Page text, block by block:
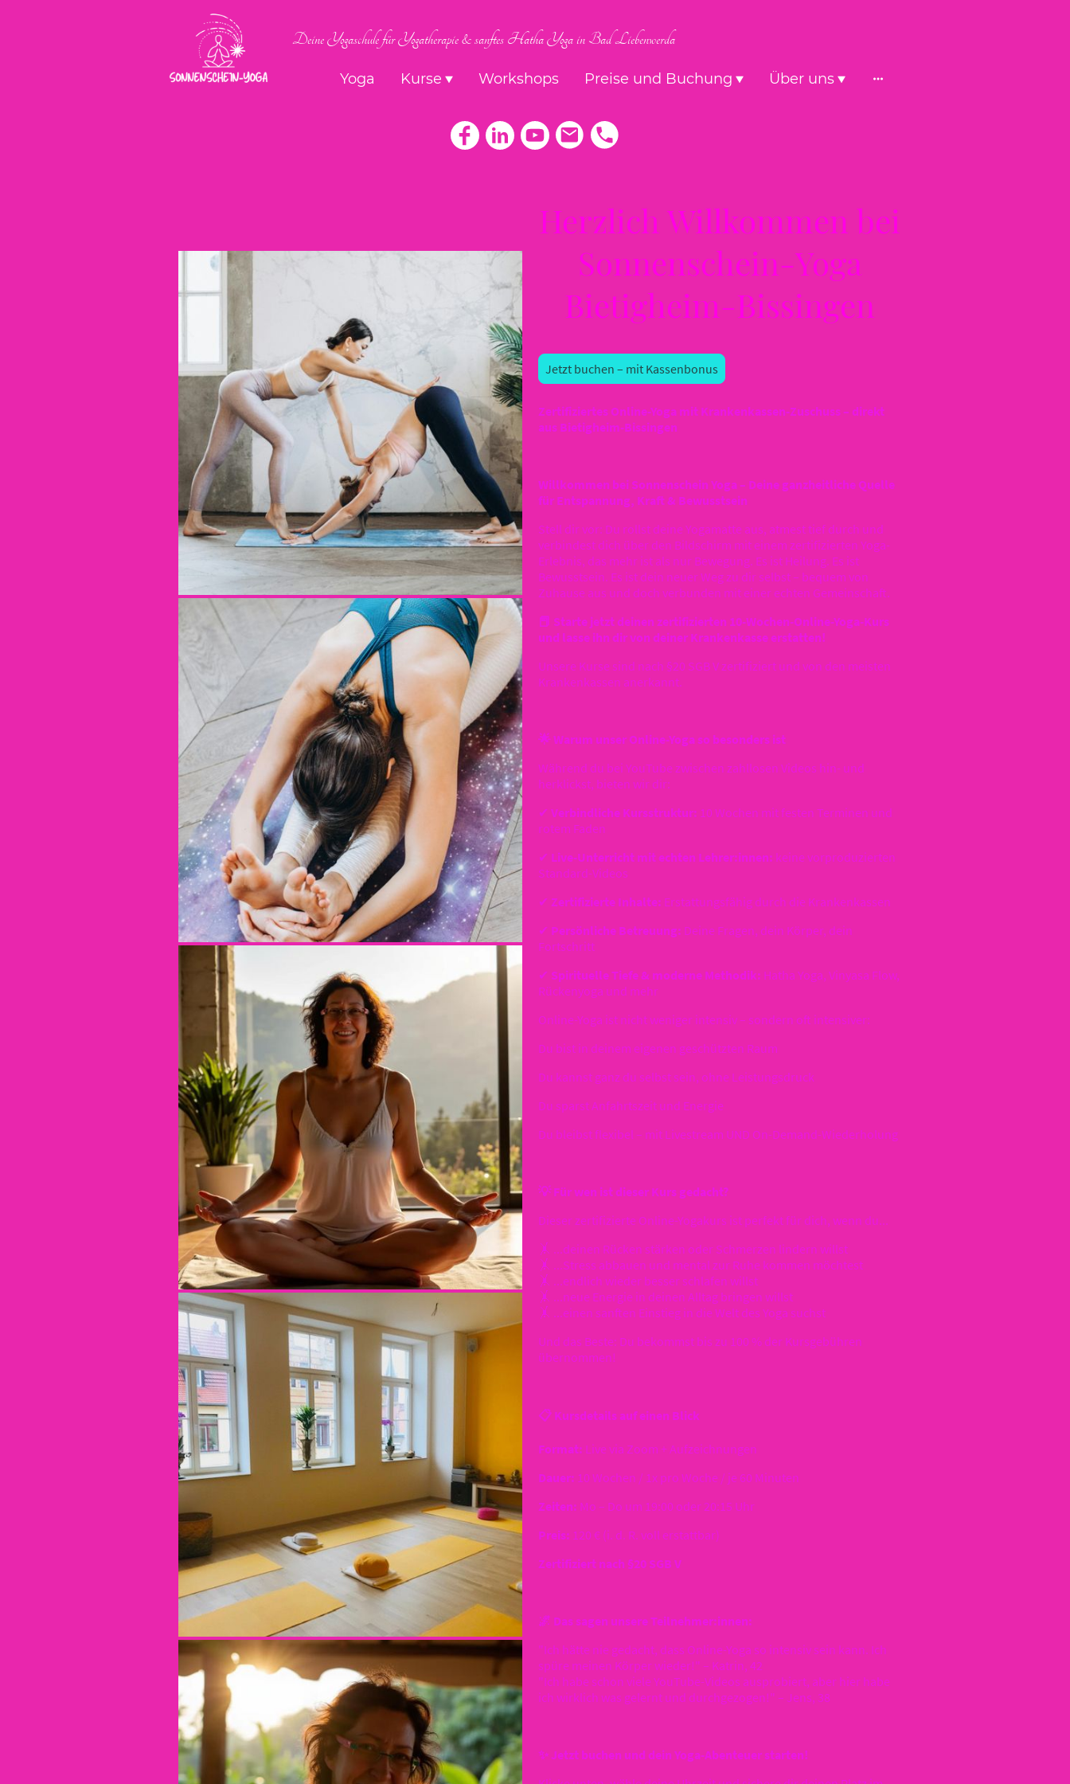
Deine Yogaschule für Yogatherapie & sanftes Hatha Yoga in Bad Liebenwerda
Yoga Kurse Workshops Preise und Buchung Über uns
Herzlich Willkommen bei
Sonnenschein-Yoga
Bietigheim-Bissingen
Jetzt buchen – mit Kassenbonus
Zertifiziertes Online-Yoga mit Krankenkassen-Zuschuss – direkt
aus Bietigheim-Bissingen
Willkommen bei Sonnenschein Yoga – Deine ganzheitliche Quelle
für Entspannung, Kraft & Bewusstsein
Stell dir vor: Du rollst deine Yogamatte aus, atmest tief durch und
verbindest dich über den Bildschirm mit einem zertifizierten Yoga-
Erlebnis, das mehr ist als nur Bewegung. Es ist Heilung. Es ist
Bewusstsein. Es ist dein neuer Weg zu dir selbst – bequem von
Zuhause aus und doch verbunden mit einer echten Gemeinschaft.
📕 Starte jetzt deinen zertifizierten 10-Wochen-Online-Yoga-Kurs
und lasse ihn dir von deiner Krankenkasse erstatten!
Unsere Kurse sind nach §20 SGB V zertifiziert und von den meisten
Krankenkassen anerkannt.
🌟 Warum unser Online-Yoga so besonders ist
Während du bei YouTube zwischen zahllosen Videos hin- und
herklickst, bieten wir dir:
✔ Verbindliche Kursstruktur: 10 Wochen mit festen Terminen und
rotem Faden
✔ Live-Unterricht mit echten Lehrer:innen: keine vorproduzierten
Standard-Videos
✔ Zertifizierte Inhalte: Erstattungsfähig durch die Krankenkassen
✔ Persönliche Betreuung: Deine Fragen, dein Körper, dein
Fortschritt
✔ Spirituelle Tiefe & moderne Methodik: Hatha Yoga, Vinyasa Flow,
Rückenyoga und mehr
Online-Yoga ist nicht weniger intensiv – sondern oft intensiver:
Du bist in deinem eigenen geschützten Raum
Du kannst ganz du selbst sein, ohne Leistungsdruck
Du sparst Anfahrtszeit und Energie
Du bleibst flexibel – mit Livestream UND On-Demand-Wiederholung
💡 Für wen ist dieser Kurs gedacht?
Dieser zertifizierte Online-Yogakurs ist perfekt für dich, wenn du...
🤸 ...deinen Rücken stärken oder Schmerzen lindern willst
🤸 ...Stress abbauen und mental zur Ruhe kommen möchtest
🤸 ...endlich wieder besser schlafen willst
🤸 ...neue Energie in deinen Alltag bringen willst
🤸 ...einen sanften Einstieg in die Welt des Yoga suchst
Und das Beste: Du bekommst bis zu 100 % der Kursgebühren
übernommen!
📋 Kursdetails auf einen Blick
Format: Live via Zoom + Aufzeichnungen
Dauer: 10 Wochen / 1x pro Woche / je 60 Minuten
Zeiten: Mo – Do um 19:00 oder 20:15 Uhr
Preis: 120 € (i. d. R. voll erstattbar)
Zertifiziert nach §20 SGB V
🌌 Das sagen unsere Teilnehmer:innen:
"Ich hätte nie gedacht, dass Online-Yoga so intensiv sein kann. Ich
spüre meinen Körper wieder!" – Katrin, 42
"Ich habe schon viele YouTube-Videos ausprobiert, aber hier habe
ich wirklich was gelernt und durchgezogen!" – Jens, 38
✨ Jetzt buchen und dein Yoga-Abenteuer starten!